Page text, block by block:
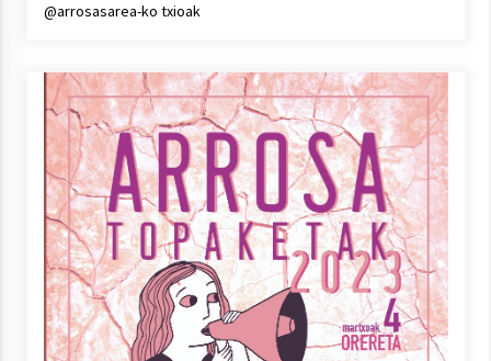
@arrosasarea-ko txioak